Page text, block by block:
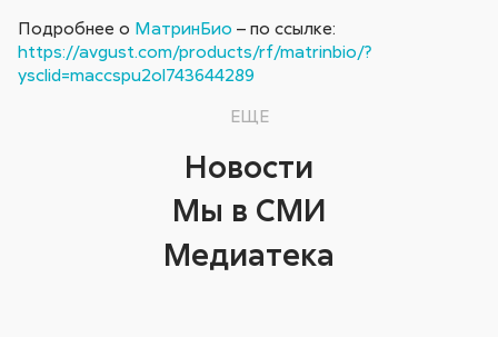
Подробнее о МатринБио – по ссылке:
https://avgust.com/products/rf/matrinbio/?
ysclid=maccspu2ol743644289
ЕЩЕ
Новости
Мы в СМИ
Медиатека